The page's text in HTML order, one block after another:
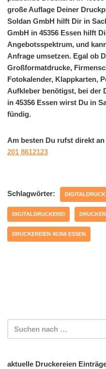
große Auflage Deiner
Soldan GmbH hilft Dir in
GmbH in 45356 Essen hilft
Angebotsspektrum, und
Anfrage umsetzen. Egal ob
Großformatdrucke,
Fotokalender, Klappkarten,
Aufkleber benötigst, bei der
in 45356 Essen wirst Du in
fündig.
Am besten Du rufst direkt
201 8612123
Schlagwörter:
DIGITALDRUCKEREI
DRUCKEREIEN 45356 ESSEN
aktuelle Druckereien